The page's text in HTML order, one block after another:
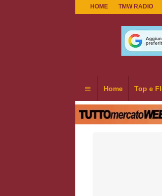
HOME TMW RADIO
Home Top e